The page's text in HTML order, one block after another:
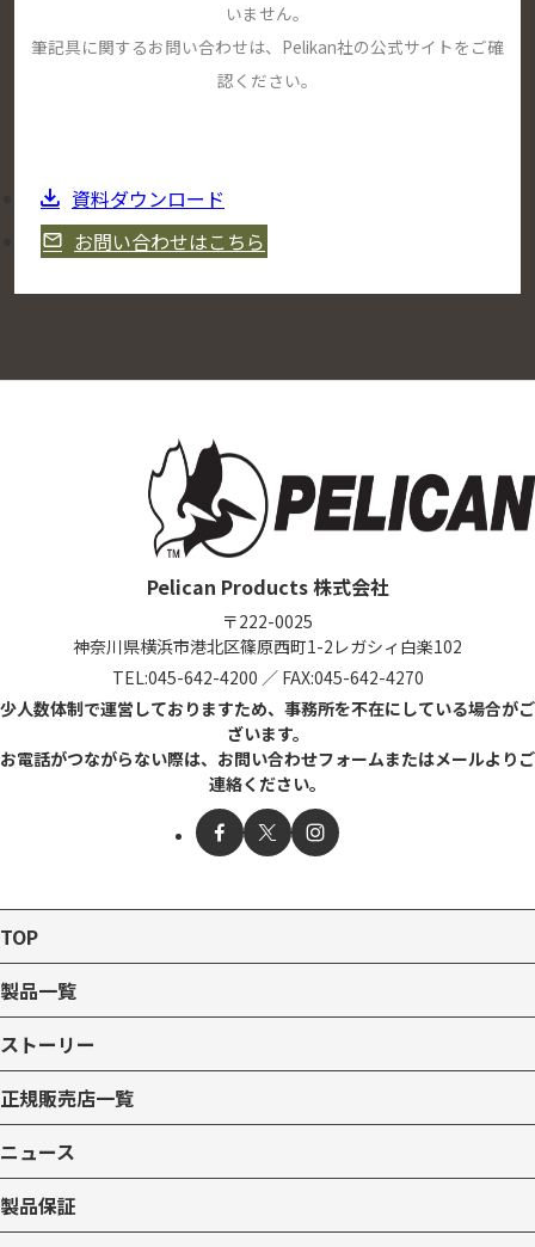
いません。
筆記具に関するお問い合わせは、Pelikan社の公式サイトをご確
認ください。
資料ダウンロード
お問い合わせはこちら
Pelican Products 株式会社
〒222-0025
神奈川県横浜市港北区篠原西町1-2 レガシィ白楽102
TEL:045-642-4200 ／ FAX:045-642-4270
少人数体制で運営しておりますため、事務所を不在にしている場合がご
ざいます。
お電話がつながらない際は、お問い合わせフォームまたはメールよりご
連絡ください。
TOP
製品一覧
ストーリー
正規販売店一覧
ニュース
製品保証